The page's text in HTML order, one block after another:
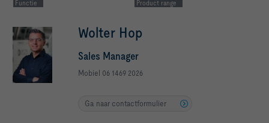
Functie
Product range
Wolter Hop
Sales Manager
Mobiel 06 1469 2026
Ga naar contactformulier